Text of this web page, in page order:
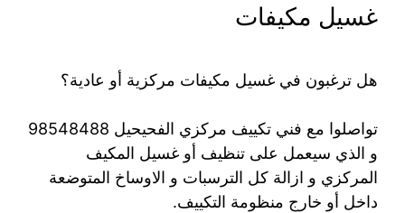
غسيل مكيفات
هل ترغبون في غسيل مكيفات مركزية أو عادية؟
تواصلوا مع فني تكييف مركزي الفحيحيل 98548488
و الذي سيعمل على تنظيف أو غسيل المكيف
المركزي و ازالة كل الترسبات و الاوساخ المتوضعة
داخل أو خارج منظومة التكييف.